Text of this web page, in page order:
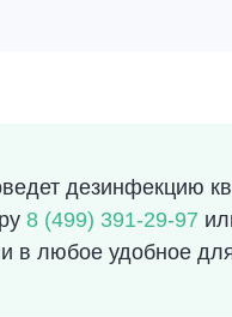
дезинфекцию
8 (499) 391-29-97
в любое удобное